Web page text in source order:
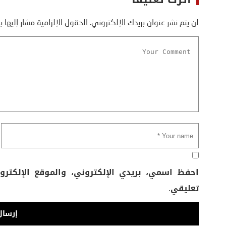
لن يتم نشر عنوان بريدك الإلكتروني. الحقول الإلزامية مشار إليها
احفظ اسمي، بريدي الإلكتروني، والموقع
تعليقي.